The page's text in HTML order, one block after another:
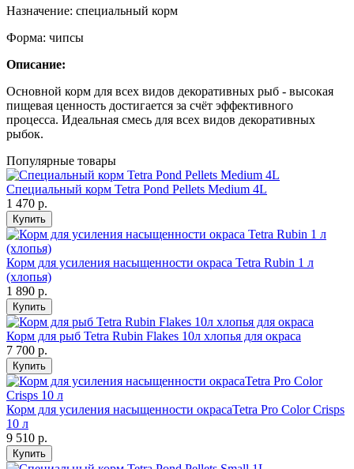
Назначение: специальный корм
Форма: чипсы
Описание:
Основной корм для всех видов декоративных рыб - высокая
пищевая ценность достигается за счёт эффективного
процесса. Идеальная смесь для всех видов декоративных
рыбок.
Популярные товары
Специальный корм Tetra Pond Pellets Medium 4L
1 470 р.
Купить
Корм для усиления насыщенности окраса Tetra Rubin 1 л
(хлопья)
1 890 р.
Купить
Корм для рыб Tetra Rubin Flakes 10л хлопья для окраса
7 700 р.
Купить
Корм для усиления насыщенности окрасаTetra Pro Color Crisps
10 л
9 510 р.
Купить